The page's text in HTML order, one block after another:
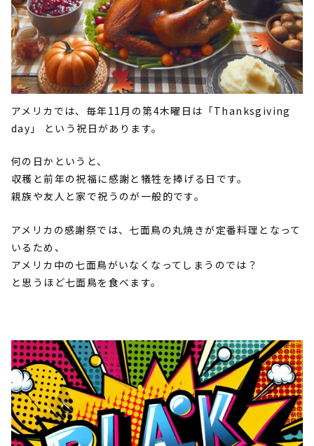
アメリカでは、毎年11月の第4木曜日は「Thanksgiving
day」 という祝日があります。
何の日かというと、
収穫と前年の祝福に感謝と犠牲を捧げる日です。
親族や友人と家で祝うのが一般的です。
アメリカの感謝祭では、七面鳥の丸焼きが定番料理となって
いるため、
アメリカ中の七面鳥がいなくなってしまうのでは？
と思うほど七面鳥を食べます。